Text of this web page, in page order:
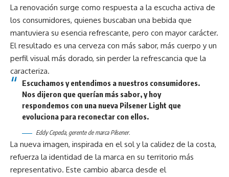
La renovación surge como respuesta a la escucha activa de
los consumidores, quienes buscaban una bebida que
mantuviera su esencia refrescante, pero con mayor carácter.
El resultado es una cerveza con más sabor, más cuerpo y un
perfil visual más dorado, sin perder la refrescancia que la
caracteriza.
Escuchamos y entendimos a nuestros consumidores.
Nos dijeron que querían más sabor, y hoy
respondemos con una nueva Pilsener Light que
evoluciona para reconectar con ellos.
Eddy Cepeda, gerente de marca Pilsener.
La nueva imagen, inspirada en el sol y la calidez de la costa,
refuerza la identidad de la marca en su territorio más
representativo. Este cambio abarca desde el